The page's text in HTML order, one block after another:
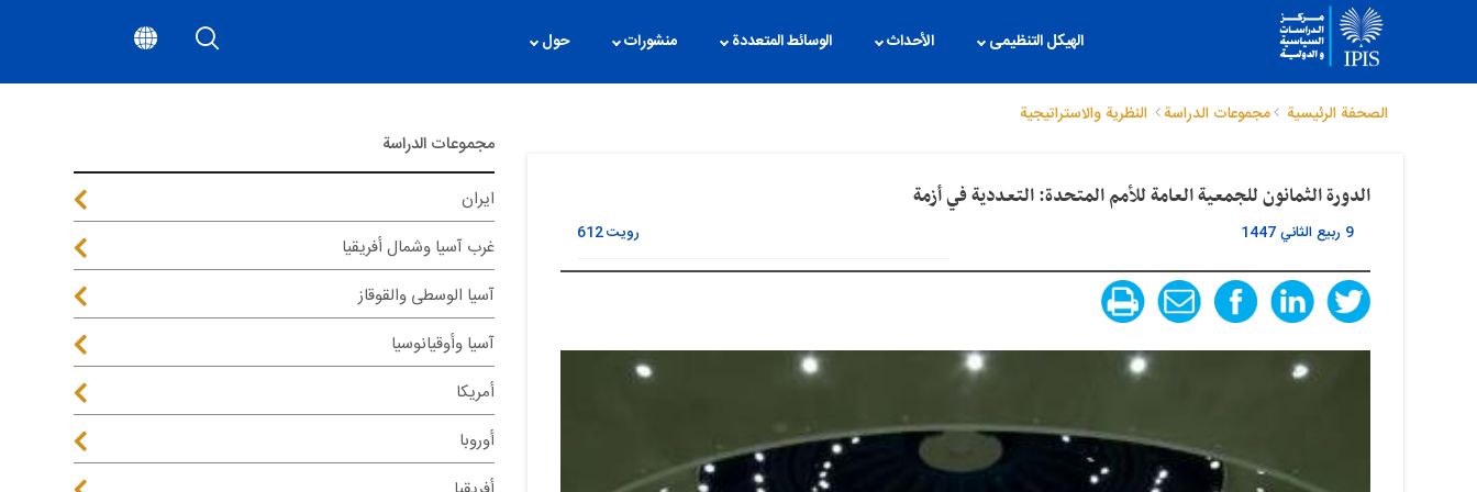
الهیکل التنظیمی الأحداث الوسائط المتعددة منشورات حول
الصحفة الرئيسية مجموعات الدراسة النظریة والاستراتیجیة
الدورة الثمانون للجمعية العامة للأمم المتحدة: التعددية في أزمة
9 ربيع الثاني 1447 رویت612
مجموعات الدراسة
ايران
غرب آسيا وشمال أفريقيا
آسيا الوسطى والقوقاز
آسيا وأوقيانوسيا
أمريكا
أوروبا